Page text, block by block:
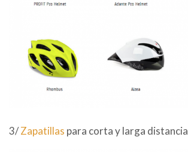
3/Zapatillas para corta y larga distancia